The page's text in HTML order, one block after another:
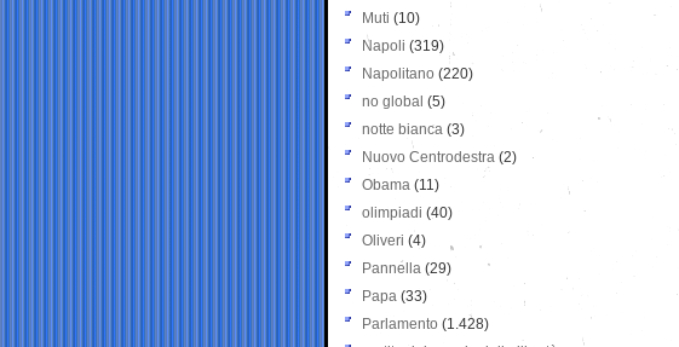
Muti (10)
Napoli (319)
Napolitano (220)
no global (5)
notte bianca (3)
Nuovo Centrodestra (2)
Obama (11)
olimpiadi (40)
Oliveri (4)
Pannella (29)
Papa (33)
Parlamento (1.428)